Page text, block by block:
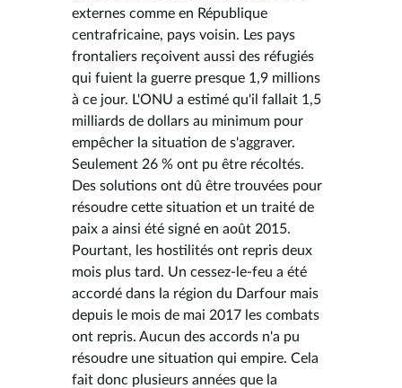
externes comme en République
centrafricaine, pays voisin. Les pays
frontaliers reçoivent aussi des réfugiés
qui fuient la guerre presque 1,9 millions
à ce jour. L'ONU a estimé qu'il fallait 1,5
milliards de dollars au minimum pour
empêcher la situation de s'aggraver.
Seulement 26 % ont pu être récoltés.
Des solutions ont dû être trouvées pour
résoudre cette situation et un traité de
paix a ainsi été signé en août 2015.
Pourtant, les hostilités ont repris deux
mois plus tard. Un cessez-le-feu a été
accordé dans la région du Darfour mais
depuis le mois de mai 2017 les combats
ont repris. Aucun des accords n'a pu
résoudre une situation qui empire. Cela
fait donc plusieurs années que la